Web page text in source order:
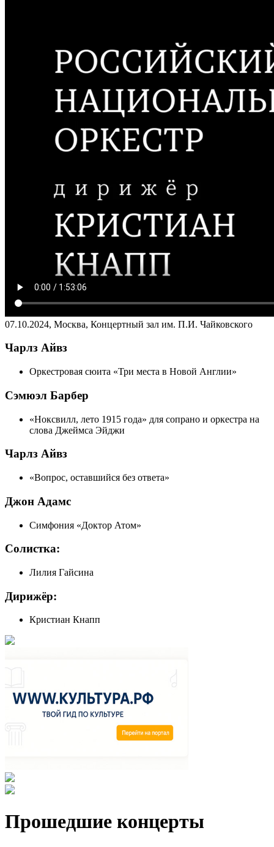
07.10.2024, Москва, Концертный зал им. П.И. Чайковского
Чарлз Айвз
Оркестровая сюита «Три места в Новой Англии»
Сэмюэл Барбер
«Ноксвилл, лето 1915 года» для сопрано и оркестра на
слова Джеймса Эйджи
Чарлз Айвз
«Вопрос, оставшийся без ответа»
Джон Адамс
Симфония «Доктор Атом»
Cолистка:
Лилия Гайсина
Дирижёр:
Кристиан Кнапп
Прошедшие концерты